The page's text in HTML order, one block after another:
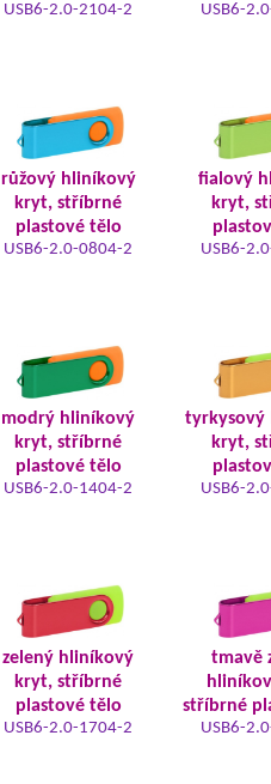
USB6-2.0-2104-2 USB6-
růžový hliníkový
kryt, stříbrné
plastové tělo
USB6-2.0-0804-2
fialový
kryt,
USB6-
modrý hliníkový
kryt, stříbrné
plastové tělo
USB6-2.0-1404-2
tyrkysový
kryt,
USB6-
zelený hliníkový
kryt, stříbrné
plastové tělo
USB6-2.0-1704-2
tmavě
stříbrné
USB6-